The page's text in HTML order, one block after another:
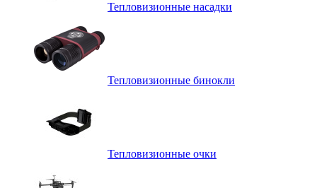
Тепловизионные насадки
Тепловизионные бинокли
Тепловизионные очки